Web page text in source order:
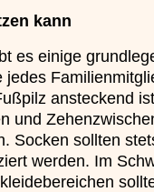
kann
es einige
jedes
ansteckend
und
Socken sollten
werden. Im